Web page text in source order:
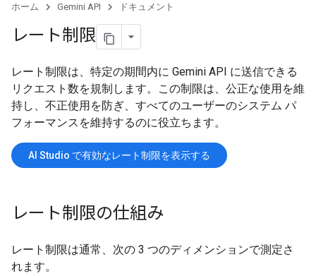
ホーム Gemini API ドキュメント
レート制限
レート制限は、特定の期間内に Gemini API に送信できる
リクエスト数を規制します。この制限は、公正な使用を維
持し、不正使用を防ぎ、すべてのユーザーのシステム パ
フォーマンスを維持するのに役立ちます。
AI Studio で有効なレート制限を表示する
レート制限の仕組み
レート制限は通常、次の 3 つのディメンションで測定さ
れます。